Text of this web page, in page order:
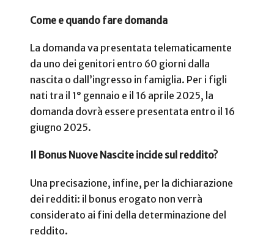
Come e quando fare domanda
La domanda va presentata telematicamente
da uno dei genitori entro 60 giorni dalla
nascita o dall’ingresso in famiglia. Per i figli
nati tra il 1° gennaio e il 16 aprile 2025, la
domanda dovrà essere presentata entro il 16
giugno 2025.
Il Bonus Nuove Nascite incide sul reddito?
Una precisazione, infine, per la dichiarazione
dei redditi: il bonus erogato non verrà
considerato ai fini della determinazione del
reddito.